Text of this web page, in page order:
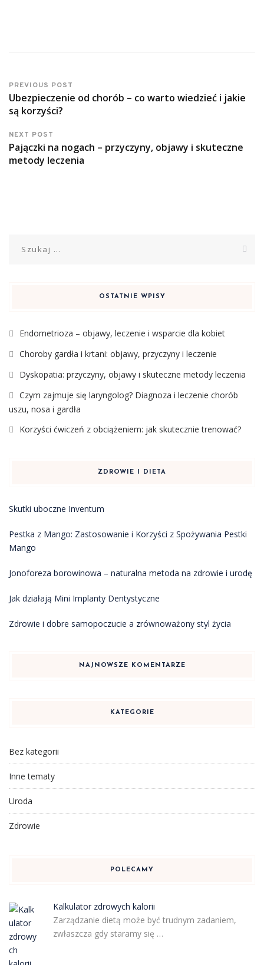
PREVIOUS POST
Ubezpieczenie od chorób – co warto wiedzieć i jakie
są korzyści?
NEXT POST
Pajączki na nogach – przyczyny, objawy i skuteczne
metody leczenia
OSTATNIE WPISY
Endometrioza – objawy, leczenie i wsparcie dla kobiet
Choroby gardła i krtani: objawy, przyczyny i leczenie
Dyskopatia: przyczyny, objawy i skuteczne metody leczenia
Czym zajmuje się laryngolog? Diagnoza i leczenie chorób
uszu, nosa i gardła
Korzyści ćwiczeń z obciążeniem: jak skutecznie trenować?
ZDROWIE I DIETA
Skutki uboczne Inventum
Pestka z Mango: Zastosowanie i Korzyści z Spożywania Pestki
Mango
Jonoforeza borowinowa – naturalna metoda na zdrowie i urodę
Jak działają Mini Implanty Dentystyczne
Zdrowie i dobre samopoczucie a zrównoważony styl życia
NAJNOWSZE KOMENTARZE
KATEGORIE
Bez kategorii
Inne tematy
Uroda
Zdrowie
POLECAMY
Kalkulator zdrowych kalorii
Zarządzanie dietą może być trudnym zadaniem,
zwłaszcza gdy staramy się …